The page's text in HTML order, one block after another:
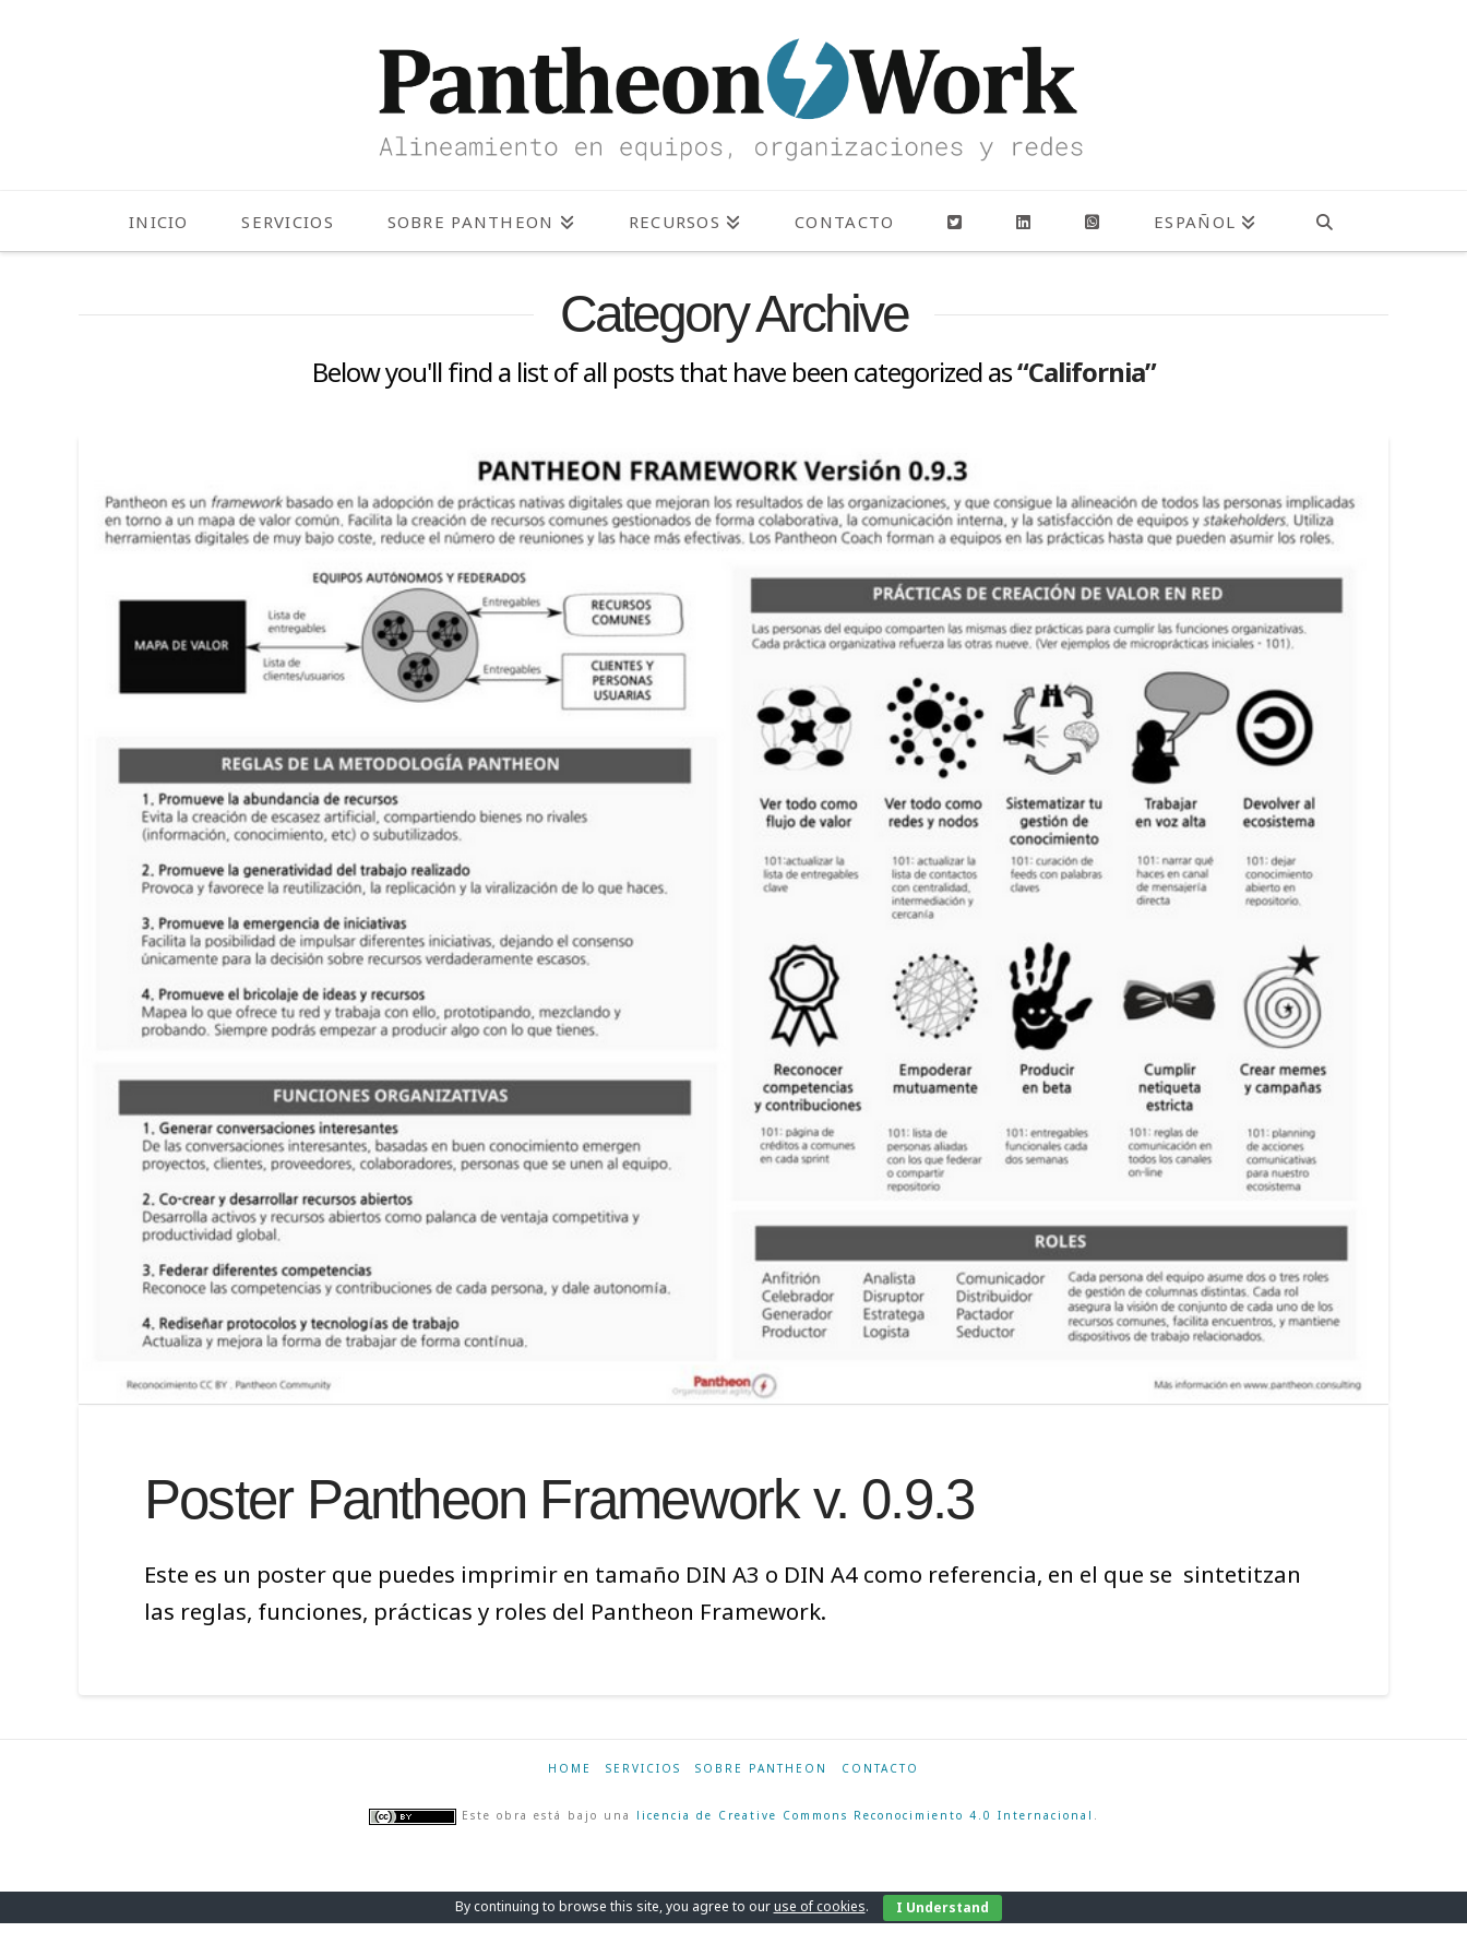
INICIO SERVICIOS SOBRE PANTHEON RECURSOS CONTACTO ESPAÑOL
Category Archive
Below you'll find a list of all posts that have been categorized as“California”
Poster Pantheon Framework v. 0.9.3
Este es un poster que puedes imprimir en tamaño DIN A3 o DIN A4 como referencia, en el que se sintetitzan
las reglas, funciones, prácticas y roles del Pantheon Framework.
HOME SERVICIOS SOBRE PANTHEON CONTACTO
Este obra está bajo una licencia de Creative Commons Reconocimiento 4.0 Internacional .
By continuing to browse this site, you agree to ouruse of cookies.
I Understand